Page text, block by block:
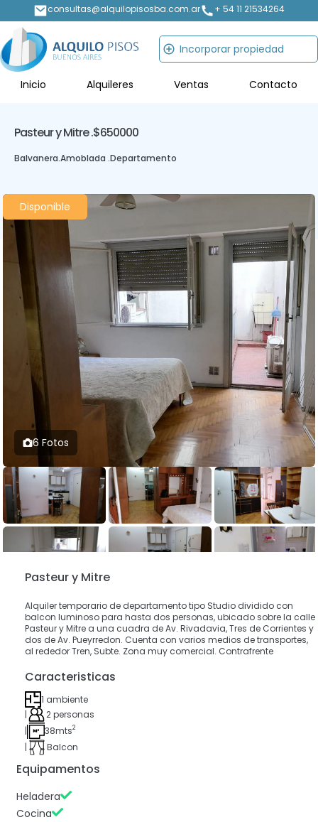
consultas@alquilopisosba.com.ar + 54 11 21534264
Incorporar propiedad
Inicio Alquileres Ventas Contacto
Pasteur y Mitre .$650000
Balvanera.Amoblada .Departamento
Disponible
6 Fotos
Pasteur y Mitre
Alquiler temporario de departamento tipo Studio dividido con
balcon luminoso para hasta dos personas, ubicado sobre la calle
Pasteur y Mitre a una cuadra de Av. Rivadavia, Tres de Corrientes y
dos de Av. Pueyrredon. Cuenta con varios medios de transportes,
al rededor Tren, Subte. Zona muy comercial. Contrafrente
Caracteristicas
1 ambiente
|
2 personas
|
38mts2
| Balcon
Equipamentos
Heladera
Cocina